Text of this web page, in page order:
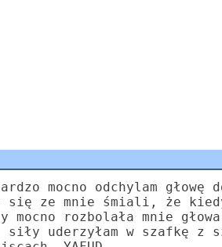
mocno odchylam
się ze mnie śmiali, że
rozbolała mnie
uderzyłam w szafkę z